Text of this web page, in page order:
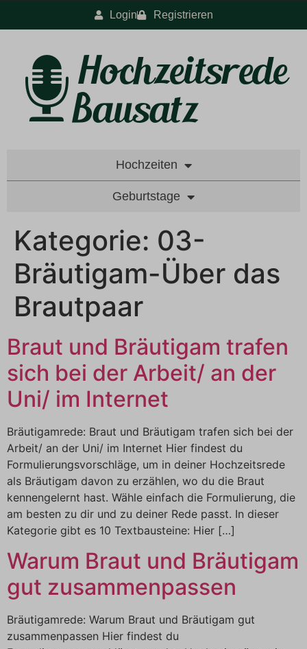
Login Registrieren
Hochzeiten
Geburtstage
Kategorie: 03-
Bräutigam-Über das
Brautpaar
Braut und Bräutigam trafen
sich bei der Arbeit/ an der
Uni/ im Internet
Bräutigamrede: Braut und Bräutigam trafen sich bei der
Arbeit/ an der Uni/ im Internet Hier findest du
Formulierungsvorschläge, um in deiner Hochzeitsrede
als Bräutigam davon zu erzählen, wo du die Braut
kennengelernt hast. Wähle einfach die Formulierung, die
am besten zu dir und zu deiner Rede passt. In dieser
Kategorie gibt es 10 Textbausteine: Hier […]
Warum Braut und Bräutigam
gut zusammenpassen
Bräutigamrede: Warum Braut und Bräutigam gut
zusammenpassen Hier findest du